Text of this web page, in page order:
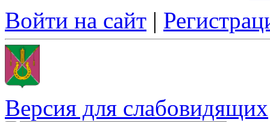
Войти на сайт |
Версия для слабовидящих